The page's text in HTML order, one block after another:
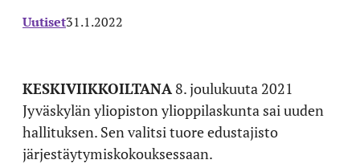
Uutiset31.1.2022
KESKIVIIKKOILTANA8. joulukuuta 2021
Jyväskylän yliopiston ylioppilaskunta sai uuden
hallituksen. Sen valitsi tuore edustajisto
järjestäytymiskokouksessaan.